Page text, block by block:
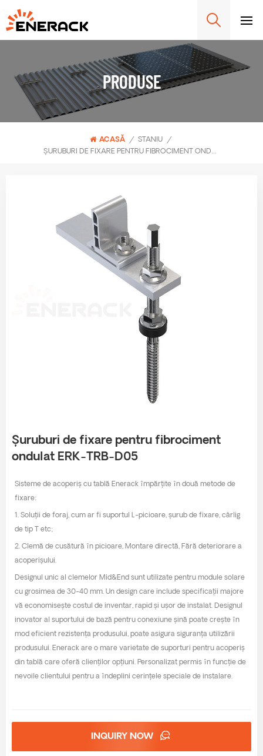
PRODUSE
ACASĂ / STANIU
/
ȘURUBURI DE FIXARE PENTRU FIBROCIMENT ONDULAT ERK-TRB-D05
Șuruburi de fixare pentru fibrociment
ondulat ERK-TRB-D05
Sisteme de acoperiș cu tablă Enerack împărțite în două metode de
fixare:
1. Soluții de foraj, cum ar fi suportul L-picioare, șurub de fixare, cârlig
de tip T etc;
2. Clemă de cusătură în picioare, Montare directă, Fără deteriorare a
acoperișului.
Designul unic al clemelor Mid&End sunt utilizate pentru module solare
cu grosimea de 30-40 mm. Un design care include specificații majore
vă economisește costul de inventar, rapid și ușor de instalat. Designul
inovator al suportului de bază pentru conexiune șină poate crește în
mod eficient rezistența produsului, poate asigura siguranța utilizării
produsului. Enerack are o mare varietate de suporturi pentru acoperiș
din tablă care oferă clienților opțiuni. Personalizat permis în funcție de
nevoile clientului pentru a îndeplini cerințele speciale de instalare.
INQUIRY NOW